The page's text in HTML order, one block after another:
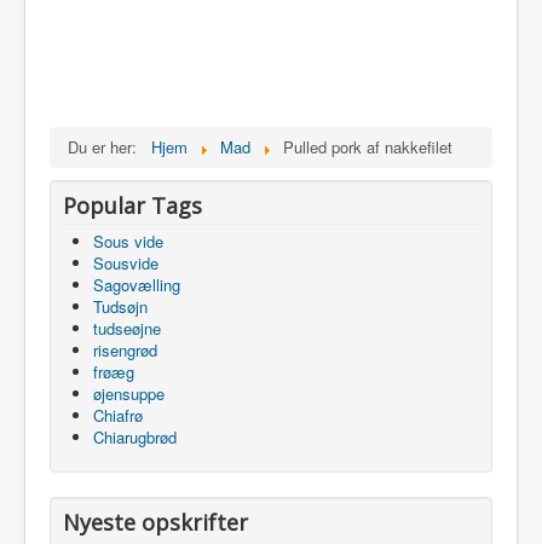
Du er her: Hjem Mad Pulled pork af nakkefilet
Popular Tags
Sous vide
Sousvide
Sagovælling
Tudsøjn
tudseøjne
risengrød
frøæg
øjensuppe
Chiafrø
Chiarugbrød
Nyeste opskrifter